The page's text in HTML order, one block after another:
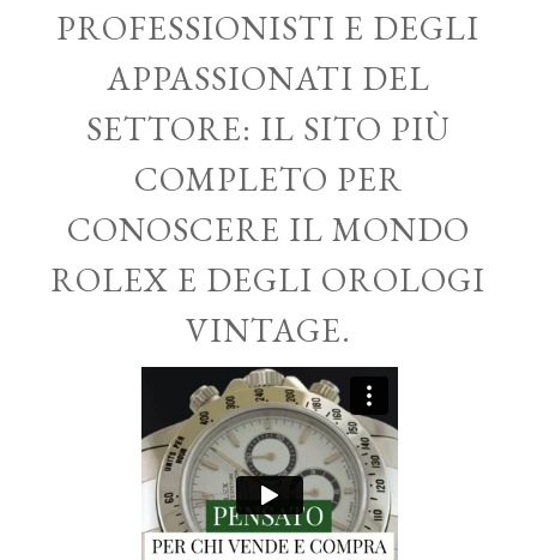
PROFESSIONISTI E DEGLI
APPASSIONATI DEL
SETTORE: IL SITO PIÙ
COMPLETO PER
CONOSCERE IL MONDO
ROLEX E DEGLI OROLOGI
VINTAGE.